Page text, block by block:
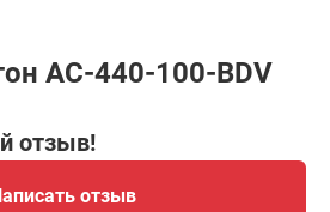
AC-440-100-BDV
отзыв!
отзыв